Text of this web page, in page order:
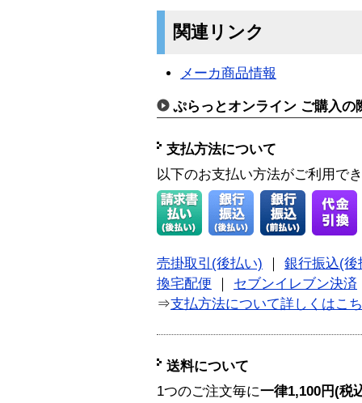
関連リンク
メーカ商品情報
ぷらっとオンライン ご購入の
支払方法について
以下のお支払い方法がご利用で
売掛取引(後払い)
銀行振込(後
換宅配便
セブンイレブン決済
⇒支払方法について詳しくはこ
送料について
1つのご注文毎に一律1,100円(税